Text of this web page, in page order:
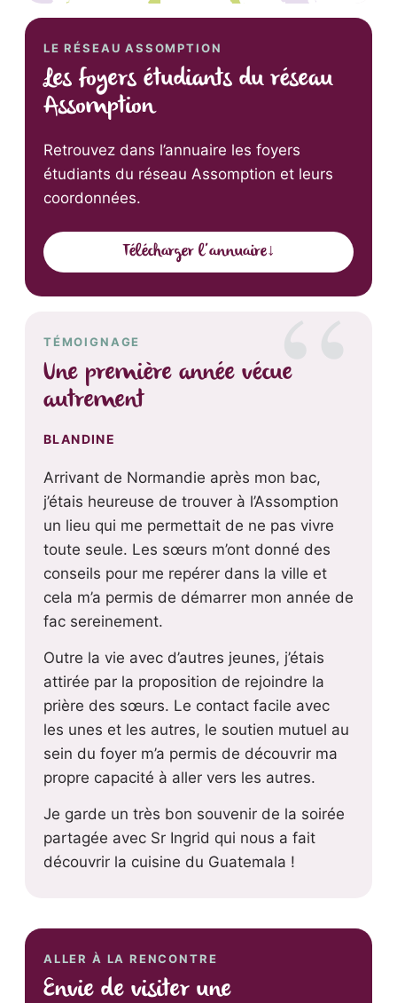
LE RÉSEAU ASSOMPTION
Les foyers étudiants du réseau
Assomption
Retrouvez dans l’annuaire les foyers
étudiants du réseau Assomption et leurs
coordonnées.
Télécharger l’annuaire↓
TÉMOIGNAGE
Une première année vécue
autrement
BLANDINE
Arrivant de Normandie après mon bac,
j’étais heureuse de trouver à l’Assomption
un lieu qui me permettait de ne pas vivre
toute seule. Les sœurs m’ont donné des
conseils pour me repérer dans la ville et
cela m’a permis de démarrer mon année de
fac sereinement.
Outre la vie avec d’autres jeunes, j’étais
attirée par la proposition de rejoindre la
prière des sœurs. Le contact facile avec
les unes et les autres, le soutien mutuel au
sein du foyer m’a permis de découvrir ma
propre capacité à aller vers les autres.
Je garde un très bon souvenir de la soirée
partagée avec Sr Ingrid qui nous a fait
découvrir la cuisine du Guatemala !
ALLER À LA RENCONTRE
Envie de visiter une